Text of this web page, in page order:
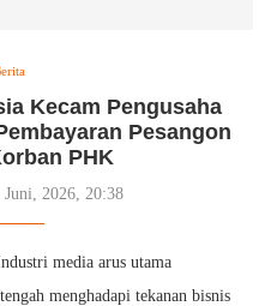
Kecam Pengusaha
Pesangon
PHK
Juni, 2026, 20:38
media arus utama
menghadapi tekanan bisnis